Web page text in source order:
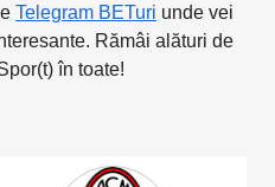
Telegram BETuri unde vei
Rămâi alături de
în toate!